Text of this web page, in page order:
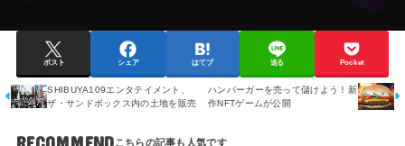
ポスト シェア はてブ 送る Pocket
SHIBUYA109エンタテイメント、
ザ・サンドボックス内の土地を販売
ハンバーガーを売って儲けよう！新
作NFTゲームが公開